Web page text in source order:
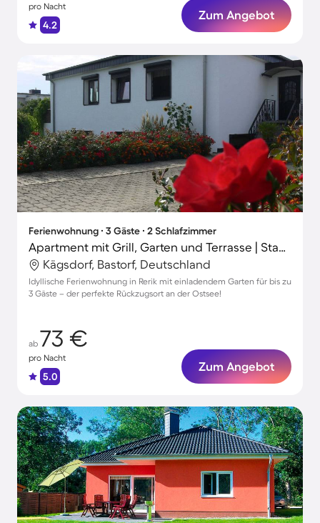
pro Nacht
4.2
Zum Angebot
Ferienwohnung ∙ 3 Gäste ∙ 2 Schlafzimmer
Apartment mit Grill, Garten und Terrasse | Stadtblick
Kägsdorf, Bastorf, Deutschland
Idyllische Ferienwohnung in Rerik mit einladendem Garten für bis zu
3 Gäste – der perfekte Rückzugsort an der Ostsee!
ab 73 €
pro Nacht
5.0
Zum Angebot